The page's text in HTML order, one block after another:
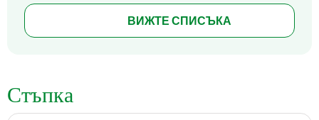
ВИЖТЕ СПИСЪКА
Стъпка